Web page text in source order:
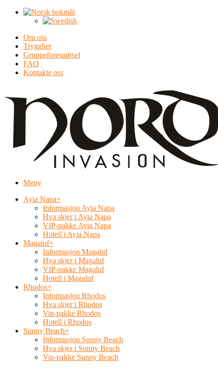
Om oss
Trygghet
Gruppeforespørsel
FAQ
Kontakte oss
Meny
Ayia Napa+
Informasjon Ayia Napa
Hva skjer i Ayia Napa
VIP-pakke Ayia Napa
Hotell i Ayia Napa
Magaluf+
Informasjon Magaluf
Hva skjer i Magaluf
VIP-pakke Magaluf
Hotell i Magaluf
Rhodos+
Informasjon Rhodos
Hva skjer i Rhodos
Vip-pakke Rhodos
Hotell i Rhodos
Sunny Beach+
Informasjon Sunny Beach
Hva skjer i Sunny Beach
Vip-pakke Sunny Beach